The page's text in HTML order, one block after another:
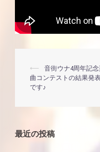
投
稿
ナ
ビ
⟵
音街ウナ4周年記念
曲コンテストの結果発
です♪
最近の投稿